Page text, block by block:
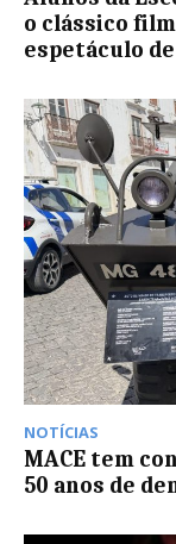
o clássico
espetáculo
NOTÍCIAS
MACE tem
50 anos de